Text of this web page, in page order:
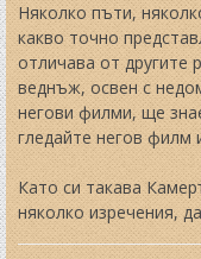
Няколко пъти,
какво точно
отличава от другите
веднъж, освен с
негови филми, ще
гледайте негов филм
Като си такава
няколко изречения,